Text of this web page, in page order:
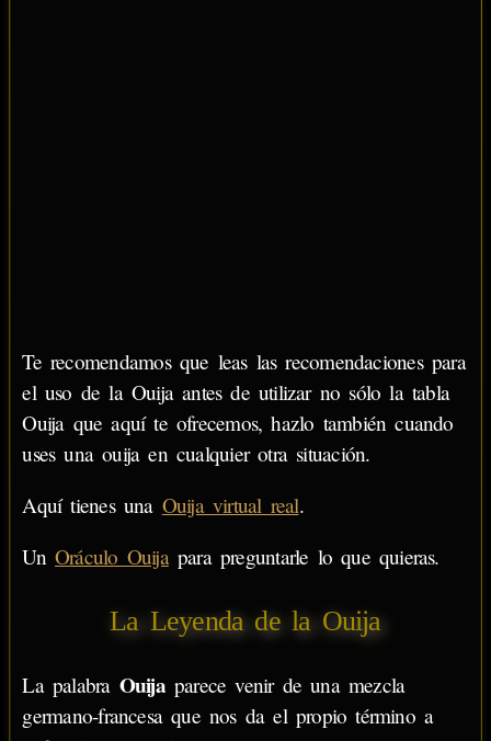
Te recomendamos que leas las recomendaciones para
el uso de la Ouija antes de utilizar no sólo la tabla
Ouija que aquí te ofrecemos, hazlo también cuando
uses una ouija en cualquier otra situación.
Aquí tienes una Ouija virtual real.
Un Oráculo Ouijapara preguntarle lo que quieras.
La Leyenda de la Ouija
La palabra Ouijaparece venir de una mezcla
germano-francesa que nos da el propio término a